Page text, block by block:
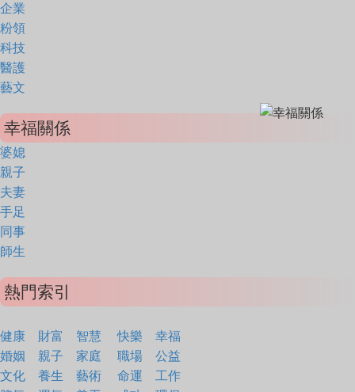
企業
粉領
科技
醫護
藝文
幸福關係
婆媳
親子
夫妻
手足
同事
師生
熱門索引
健康 財富 智慧 快樂
幸福
婚姻
親子 家庭 職場
公益
文化
養生 藝術 命運
工作